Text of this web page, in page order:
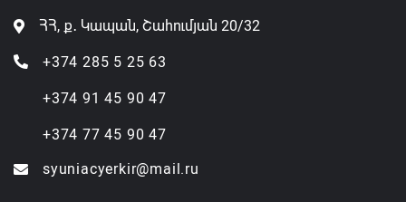
ՀՀ, ք․ Կապան, Շահումյան 20/32
+374 285 5 25 63
+374 91 45 90 47
+374 77 45 90 47
syuniacyerkir@mail.ru